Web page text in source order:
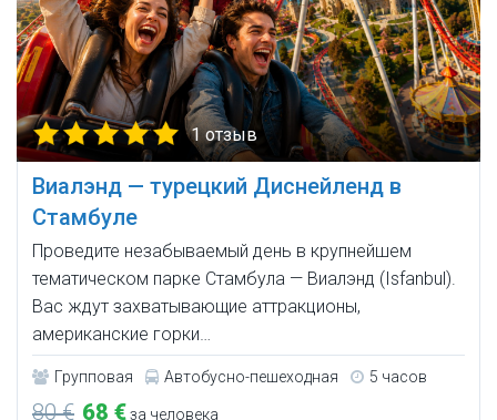
1 отзыв
Виалэнд — турецкий Диснейленд в
Стамбуле
Проведите незабываемый день в крупнейшем
тематическом парке Стамбула — Виалэнд (Isfanbul).
Вас ждут захватывающие аттракционы,
американские горки…
Групповая Автобусно-пешеходная 5 часов
80 € 68 €за человека